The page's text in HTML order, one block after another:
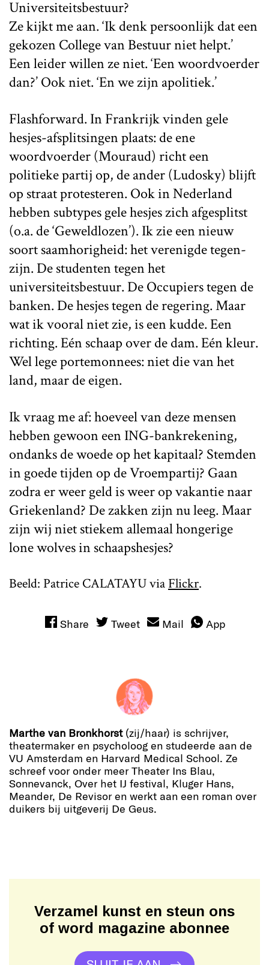
Universiteitsbestuur?
Ze kijkt me aan. ‘Ik denk persoonlijk dat een
gekozen College van Bestuur niet helpt.’
Een leider willen ze niet. ‘Een woordvoerder
dan?’ Ook niet. ‘En we zijn apolitiek.’
Flashforward. In Frankrijk vinden gele
hesjes-afsplitsingen plaats: de ene
woordvoerder (Mouraud) richt een
politieke partij op, de ander (Ludosky) blijft
op straat protesteren. Ook in Nederland
hebben subtypes gele hesjes zich afgesplitst
(o.a. de ‘Geweldlozen’). Ik zie een nieuw
soort saamhorigheid: het verenigde tegen-
zijn. De studenten tegen het
universiteitsbestuur. De Occupiers tegen de
banken. De hesjes tegen de regering. Maar
wat ik vooral niet zie, is een kudde. Een
richting. Eén schaap over de dam. Eén kleur.
Wel lege portemonnees: niet die van het
land, maar de eigen.
Ik vraag me af: hoeveel van deze mensen
hebben gewoon een ING-bankrekening,
ondanks de woede op het kapitaal? Stemden
in goede tijden op de Vroempartij? Gaan
zodra er weer geld is weer op vakantie naar
Griekenland? De zakken zijn nu leeg. Maar
zijn wij niet stiekem allemaal hongerige
lone wolves in schaapshesjes?
Beeld: Patrice CALATAYU via Flickr.
Share Tweet Mail App
Marthe van Bronkhorst(zij/haar) is schrijver,
theatermaker en psycholoog en studeerde aan de
VU Amsterdam en Harvard Medical School. Ze
schreef voor onder meer Theater Ins Blau,
Sonnevanck, Over het IJ festival, Kluger Hans,
Meander, De Revisor en werkt aan een roman over
duikers bij uitgeverij De Geus.
Verzamel kunst en steun ons
of word magazine abonnee